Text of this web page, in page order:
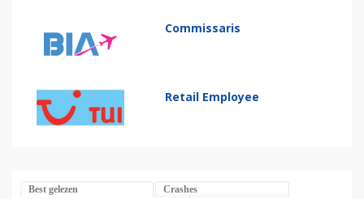
Commissaris
Retail Employee
Best gelezen Crashes